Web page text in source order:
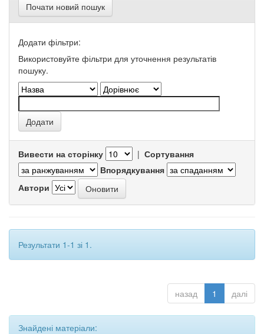
Почати новий пошук
Додати фільтри:
Використовуйте фільтри для уточнення результатів
пошуку.
Вивести на сторінку | Сортування
Впорядкування
Автори
Результати 1-1 зі 1.
назад 1 далі
Знайдені матеріали: